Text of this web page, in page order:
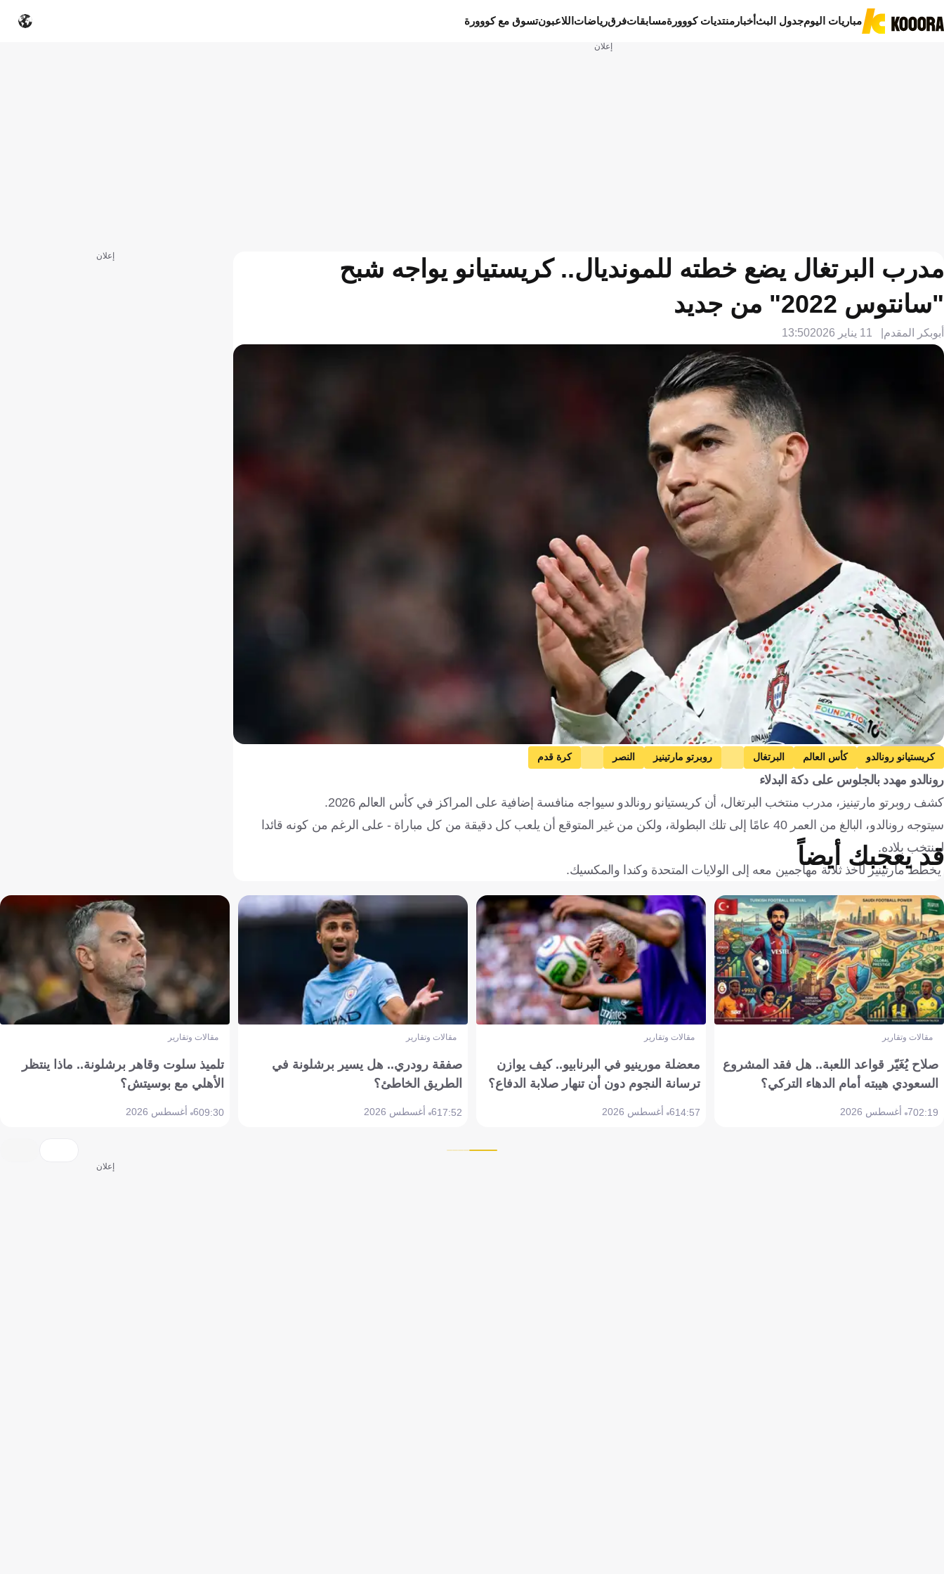
مباريات اليومجدول البثأخبار منتديات كووورةمسابقاتفرقرياضات اللاعبونتسوق مع كووورة
إعلان
مدرب البرتغال يضع خطته للمونديال.. كريستيانو يواجه شبح
"سانتوس 2022" من جديد
أبوبكر المقدم 11 يناير 2026 13:50
Getty Images
كريستيانو رونالدو كأس العالم البرتغال روبرتو مارتينيز النصر كرة قدم
رونالدو مهدد بالجلوس على دكة البدلاء
كشف روبرتو مارتينيز، مدرب منتخب البرتغال، أن كريستيانو رونالدو سيواجه منافسة إضافية على المراكز في كأس العالم 2026.
سيتوجه رونالدو، البالغ من العمر 40 عامًا إلى تلك البطولة، ولكن من غير المتوقع أن يلعب كل دقيقة من كل مباراة - على الرغم من كونه قائدا
لمنتخب بلاده.
يخطط مارتينيز لأخذ ثلاثة مهاجمين معه إلى الولايات المتحدة وكندا والمكسيك.
إعلان
قد يعجبك أيضاً
مقالات وتقارير
صلاح يُغَيّر قواعد اللعبة.. هل فقد المشروع
السعودي هيبته أمام الدهاء التركي؟
02:197 أغسطس 2026
مقالات وتقارير
معضلة مورينيو في البرنابيو.. كيف يوازن
ترسانة النجوم دون أن تنهار صلابة الدفاع؟
14:576 أغسطس 2026
مقالات وتقارير
صفقة رودري.. هل يسير برشلونة في
الطريق الخاطئ؟
17:526 أغسطس 2026
مقالات وتقارير
تلميذ سلوت وقاهر برشلونة.. ماذا ينتظر
الأهلي مع بوسيتش؟
09:306 أغسطس 2026
إعلان